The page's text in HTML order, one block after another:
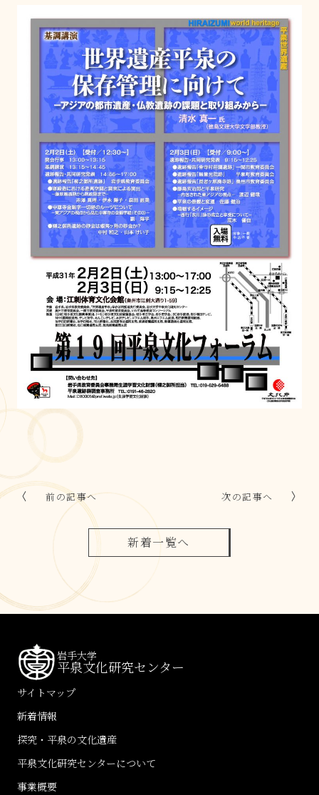
前の記事へ
新着一覧へ
次の記事へ
岩手大学
平泉文化研究センター
サイトマップ
新着情報
探究・平泉の文化遺産
平泉文化研究センターについて
事業概要